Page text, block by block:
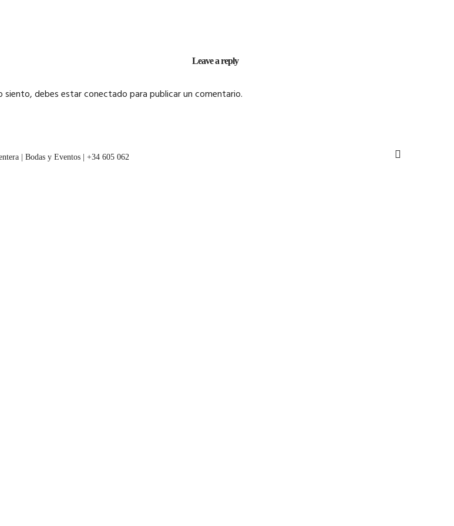
Leave a reply
siento, debes estarconectadopara publicar un comentario.
| Bodas y Eventos | +34 605 062